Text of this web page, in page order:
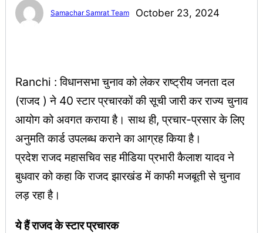
Samachar Samrat Team October 23, 2024
Ranchi : विधानसभा चुनाव को लेकर राष्ट्रीय जनता दल
(राजद ) ने 40 स्टार प्रचारकों की सूची जारी कर राज्य चुनाव
आयोग को अवगत कराया है। साथ ही, प्रचार-प्रसार के लिए
अनुमति कार्ड उपलब्ध कराने का आग्रह किया है।
प्रदेश राजद महासचिव सह मीडिया प्रभारी कैलाश यादव ने
बुधवार को कहा कि राजद झारखंड में काफी मजबूती से चुनाव
लड़ रहा है।
ये हैं राजद के स्टार प्रचारक